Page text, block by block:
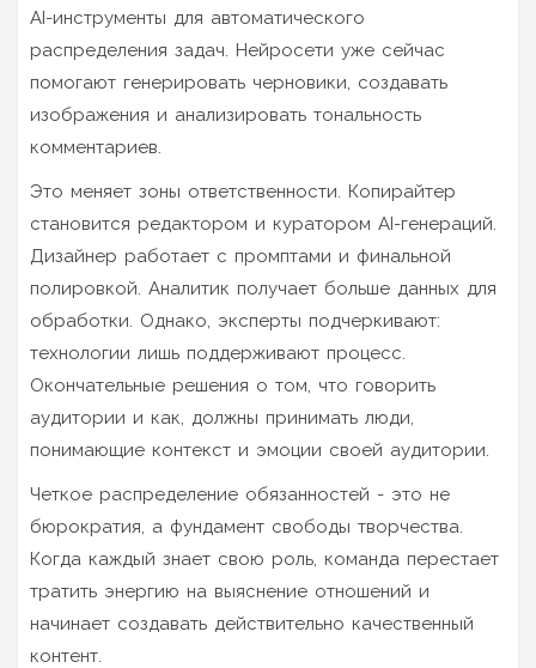
AI-инструменты для автоматического
распределения задач. Нейросети уже сейчас
помогают генерировать черновики, создавать
изображения и анализировать тональность
комментариев.
Это меняет зоны ответственности. Копирайтер
становится редактором и куратором AI-генераций.
Дизайнер работает с промптами и финальной
полировкой. Аналитик получает больше данных для
обработки. Однако, эксперты подчеркивают:
технологии лишь поддерживают процесс.
Окончательные решения о том, что говорить
аудитории и как, должны принимать люди,
понимающие контекст и эмоции своей аудитории.
Четкое распределение обязанностей - это не
бюрократия, а фундамент свободы творчества.
Когда каждый знает свою роль, команда перестает
тратить энергию на выяснение отношений и
начинает создавать действительно качественный
контент.